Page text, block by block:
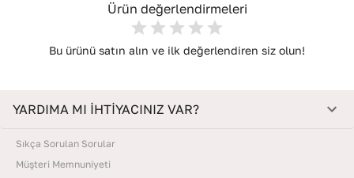
Ürün değerlendirmeleri
Bu ürünü satın alın ve ilk değerlendiren siz olun!
YARDIMA MI İHTİYACINIZ VAR?
Sıkça Sorulan Sorular
Müşteri Memnuniyeti